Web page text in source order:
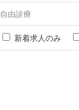
自由診療
新着求人のみ